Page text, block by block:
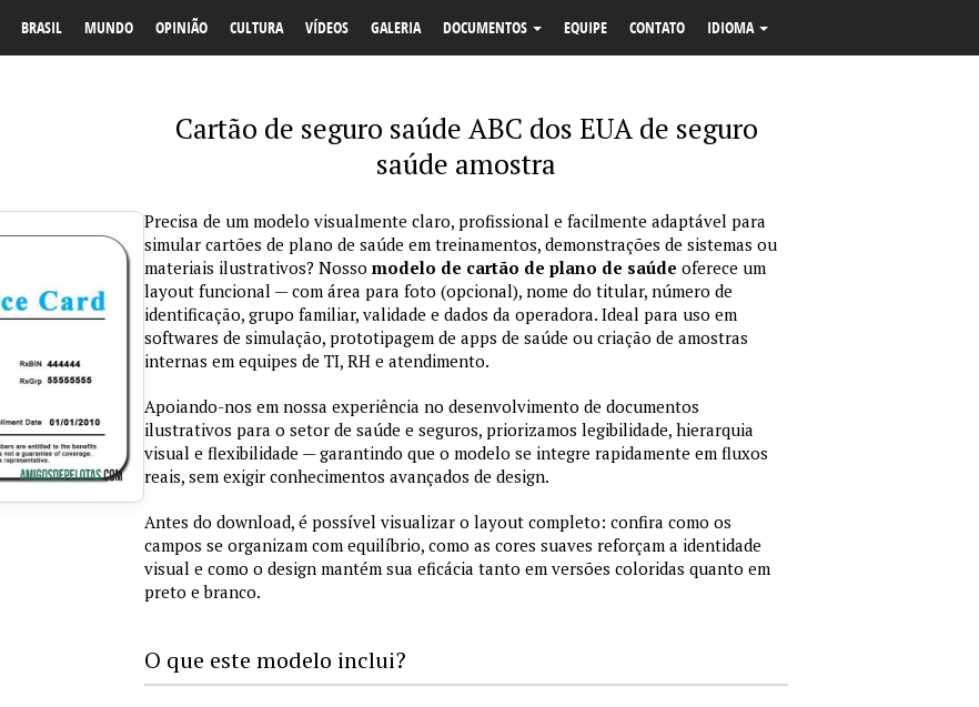
BRASIL MUNDO OPINIÃO CULTURA VÍDEOS GALERIA DOCUMENTOS EQUIPE CONTATO IDIOMA
Cartão de seguro saúde ABC dos EUA de seguro
saúde amostra
Precisa de um modelo visualmente claro, profissional e facilmente adaptável para
simular cartões de plano de saúde em treinamentos, demonstrações de sistemas ou
materiais ilustrativos? Nosso modelo de cartão de plano de saúde oferece um
layout funcional — com área para foto (opcional), nome do titular, número de
identificação, grupo familiar, validade e dados da operadora. Ideal para uso em
softwares de simulação, prototipagem de apps de saúde ou criação de amostras
internas em equipes de TI, RH e atendimento.
Apoiando-nos em nossa experiência no desenvolvimento de documentos
ilustrativos para o setor de saúde e seguros, priorizamos legibilidade, hierarquia
visual e flexibilidade — garantindo que o modelo se integre rapidamente em fluxos
reais, sem exigir conhecimentos avançados de design.
Antes do download, é possível visualizar o layout completo: confira como os
campos se organizam com equilíbrio, como as cores suaves reforçam a identidade
visual e como o design mantém sua eficácia tanto em versões coloridas quanto em
preto e branco.
O que este modelo inclui?